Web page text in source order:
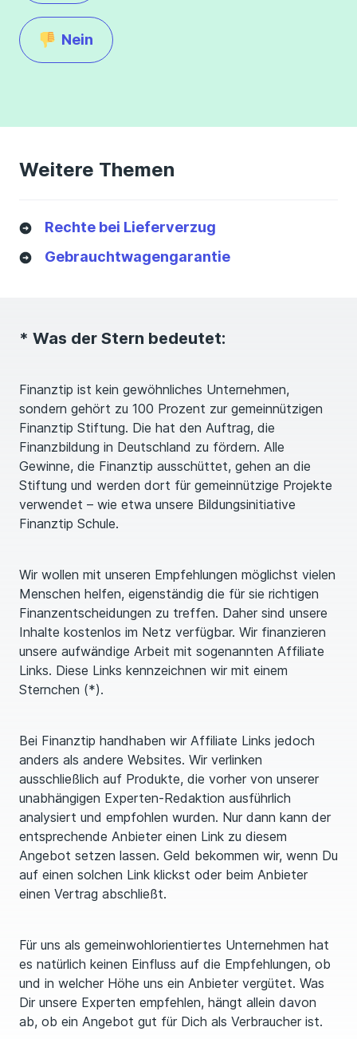
Nein
Weitere Themen
Rechte bei Lieferverzug
Gebrauchtwagengarantie
* Was der Stern bedeutet:
Finanztip ist kein gewöhnliches Unternehmen,
sondern gehört zu 100 Prozent zur gemeinnützigen
Finanztip Stiftung. Die hat den Auftrag, die
Finanzbildung in Deutschland zu fördern. Alle
Gewinne, die Finanztip ausschüttet, gehen an die
Stiftung und werden dort für gemeinnützige Projekte
verwendet – wie etwa unsere Bildungsinitiative
Finanztip Schule.
Wir wollen mit unseren Empfehlungen möglichst vielen
Menschen helfen, eigenständig die für sie richtigen
Finanzentscheidungen zu treffen. Daher sind unsere
Inhalte kostenlos im Netz verfügbar. Wir finanzieren
unsere aufwändige Arbeit mit sogenannten Affiliate
Links. Diese Links kennzeichnen wir mit einem
Sternchen (*).
Bei Finanztip handhaben wir Affiliate Links jedoch
anders als andere Websites. Wir verlinken
ausschließlich auf Produkte, die vorher von unserer
unabhängigen Experten-Redaktion ausführlich
analysiert und empfohlen wurden. Nur dann kann der
entsprechende Anbieter einen Link zu diesem
Angebot setzen lassen. Geld bekommen wir, wenn Du
auf einen solchen Link klickst oder beim Anbieter
einen Vertrag abschließt.
Für uns als gemeinwohlorientiertes Unternehmen hat
es natürlich keinen Einfluss auf die Empfehlungen, ob
und in welcher Höhe uns ein Anbieter vergütet. Was
Dir unsere Experten empfehlen, hängt allein davon
ab, ob ein Angebot gut für Dich als Verbraucher ist.